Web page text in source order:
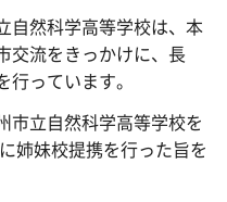
自然科学高等学校は、本
交流をきっかけに、長
っています。
市立自然科学高等学校を
姉妹校提携を行った旨を